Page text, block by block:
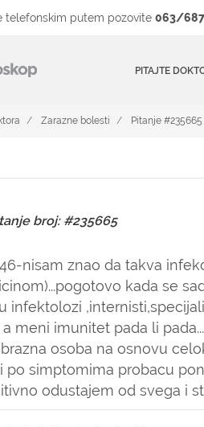
telefonskim putem pozovite 063/
PITAJTE
Zarazne bolesti Pitanje #235665
broj: #235665
nisam znao da takva
kada se
infektolozi
a meni imunitet pada li
osoba na osnovu
po simptomima probacu
odustajem od svega i